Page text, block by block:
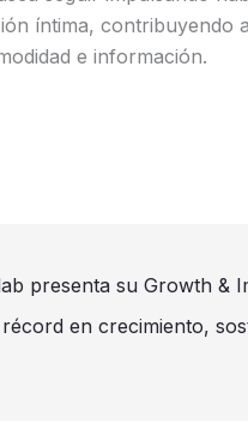
íntima, contribuyendo
e información.
presenta su Growth &
en crecimiento,